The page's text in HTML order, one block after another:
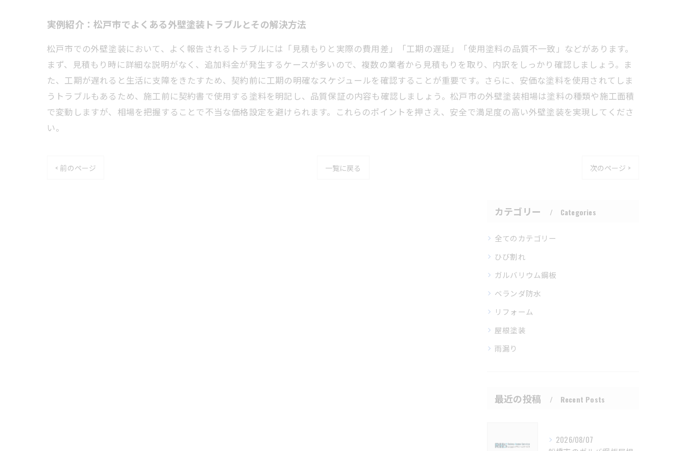
実例紹介：松戸市でよくある外壁塗装トラブルとその解決方法
松戸市での外壁塗装において、よく報告されるトラブルには「見積もりと実際の費用差」「工期の遅延」「使用塗料の品質不一致」などがあります。
まず、見積もり時に詳細な説明がなく、追加料金が発生するケースが多いので、複数の業者から見積もりを取り、内訳をしっかり確認しましょう。ま
た、工期が遅れると生活に支障をきたすため、契約前に工期の明確なスケジュールを確認することが重要です。さらに、安価な塗料を使用されてしま
うトラブルもあるため、施工前に契約書で使用する塗料を明記し、品質保証の内容も確認しましょう。松戸市の外壁塗装相場は塗料の種類や施工面積
で変動しますが、相場を把握することで不当な価格設定を避けられます。これらのポイントを押さえ、安全で満足度の高い外壁塗装を実現してくださ
い。
< 前のページ 一覧に戻る 次のページ >
カテゴリー Categories
全てのカテゴリー
ひび割れ
ガルバリウム鋼板
ベランダ防水
リフォーム
屋根塗装
雨漏り
最近の投稿 Recent Posts
2026/08/07